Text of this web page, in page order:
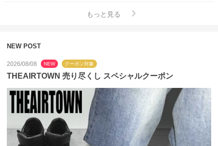
もっと見る
NEW POST
2026/08/08 NEW クーポン対象
THEAIRTOWN 売り尽くし スペシャルクーポン